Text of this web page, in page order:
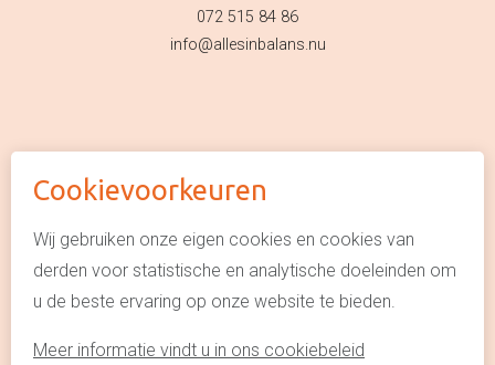
072 515 84 86
info@allesinbalans.nu
© Alles in Balans NU
Algemene voorwaarden
Privacyverklaring
Cookie policy
Cookievoorkeuren
Wij gebruiken onze eigen cookies en cookies van
derden voor statistische en analytische doeleinden om
u de beste ervaring op onze website te bieden.
Meer informatie vindt u in ons cookiebeleid